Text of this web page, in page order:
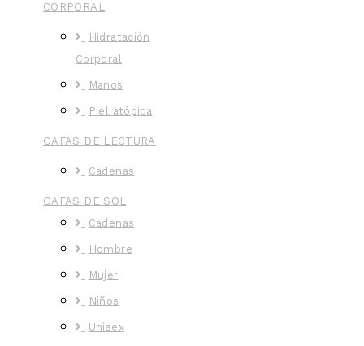
CORPORAL
Hidratación
Corporal
Manos
Piel atópica
GAFAS DE LECTURA
Cadenas
GAFAS DE SOL
Cadenas
Hombre
Mujer
Niños
Unisex